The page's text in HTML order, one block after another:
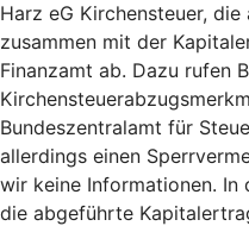
Harz eG Kirchensteuer,
zusammen mit der
Finanzamt ab. Dazu rufen
Bundeszentralamt für
allerdings einen
wir keine Informationen. In
die abgeführte